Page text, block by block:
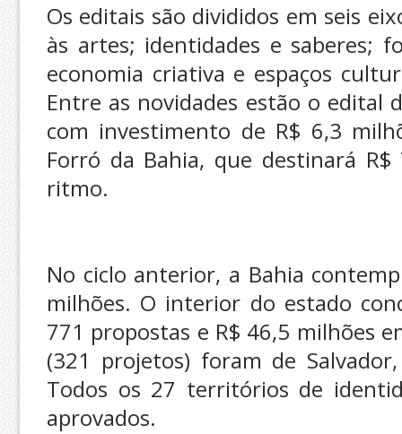
Os editais são divididos em seis
às artes; identidades e saberes;
economia criativa e espaços
Entre as novidades estão o edital
com investimento de R$ 6,3
Forró da Bahia, que destinará
ritmo.
No ciclo anterior, a Bahia
milhões. O interior do estado
771 propostas e R$ 46,5 milhões
(321 projetos) foram de
Todos os 27 territórios de
aprovados.